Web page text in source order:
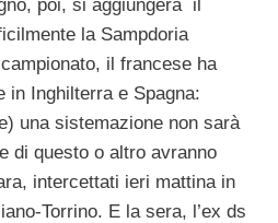
poi, si aggiungerà il
la Sampdoria
il francese ha
in Inghilterra e Spagna:
una sistemazione non sarà
di questo o altro avranno
intercettati ieri mattina in
Torrino. E la sera, l’ex ds